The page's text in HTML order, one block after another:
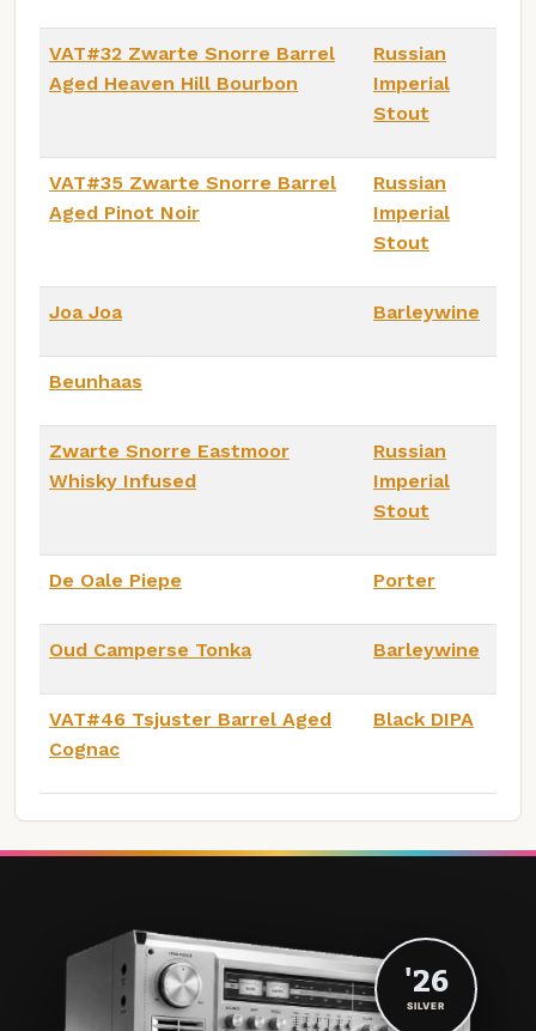
VAT#32 Zwarte Snorre Barrel
Aged Heaven Hill Bourbon
Russian
Imperial
Stout
VAT#35 Zwarte Snorre Barrel
Aged Pinot Noir
Russian
Imperial
Stout
Joa Joa Barleywine
Beunhaas
Zwarte Snorre Eastmoor
Whisky Infused
Russian
Imperial
Stout
De Oale Piepe Porter
Oud Camperse Tonka Barleywine
VAT#46 Tsjuster Barrel Aged
Cognac
Black DIPA
'26
SILVER